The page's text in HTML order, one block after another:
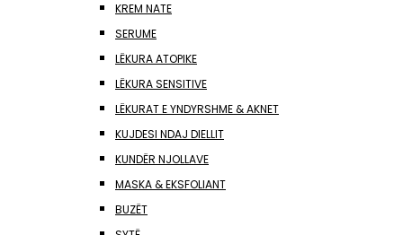
KREM NATE
SERUME
LËKURA ATOPIKE
LËKURA SENSITIVE
LËKURAT E YNDYRSHME & AKNET
KUJDESI NDAJ DIELLIT
KUNDËR NJOLLAVE
MASKA & EKSFOLIANT
BUZËT